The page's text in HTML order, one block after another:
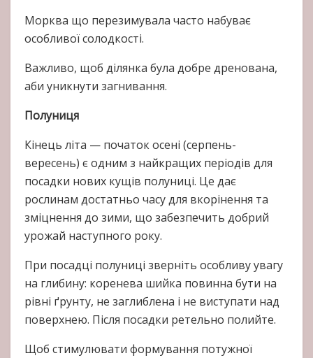
Морква що перезимувала часто набуває
особливої солодкості.
Важливо, щоб ділянка була добре дренована,
аби уникнути загнивання.
Полуниця
Кінець літа — початок осені (серпень-
вересень) є одним з найкращих періодів для
посадки нових кущів полуниці. Це дає
рослинам достатньо часу для вкорінення та
зміцнення до зими, що забезпечить добрий
урожай наступного року.
При посадці полуниці зверніть особливу увагу
на глибину: коренева шийка повинна бути на
рівні ґрунту, не заглиблена і не виступати над
поверхнею. Після посадки ретельно полийте.
Щоб стимулювати формування потужної